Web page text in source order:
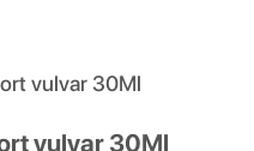
vulvar 30Ml
vulvar 30Ml